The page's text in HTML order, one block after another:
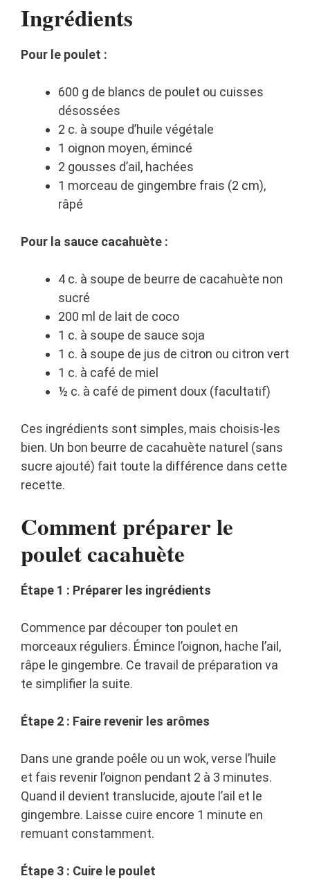
Ingrédients
Pour le poulet :
600 g de blancs de poulet ou cuisses
désossées
2 c. à soupe d’huile végétale
1 oignon moyen, émincé
2 gousses d’ail, hachées
1 morceau de gingembre frais (2 cm),
râpé
Pour la sauce cacahuète :
4 c. à soupe de beurre de cacahuète non
sucré
200 ml de lait de coco
1 c. à soupe de sauce soja
1 c. à soupe de jus de citron ou citron vert
1 c. à café de miel
½ c. à café de piment doux (facultatif)
Ces ingrédients sont simples, mais choisis-les
bien. Un bon beurre de cacahuète naturel (sans
sucre ajouté) fait toute la différence dans cette
recette.
Comment préparer le
poulet cacahuète
Étape 1 : Préparer les ingrédients
Commence par découper ton poulet en
morceaux réguliers. Émince l’oignon, hache l’ail,
râpe le gingembre. Ce travail de préparation va
te simplifier la suite.
Étape 2 : Faire revenir les arômes
Dans une grande poêle ou un wok, verse l’huile
et fais revenir l’oignon pendant 2 à 3 minutes.
Quand il devient translucide, ajoute l’ail et le
gingembre. Laisse cuire encore 1 minute en
remuant constamment.
Étape 3 : Cuire le poulet